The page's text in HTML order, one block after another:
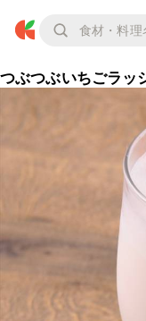
つぶつぶいちごラッ